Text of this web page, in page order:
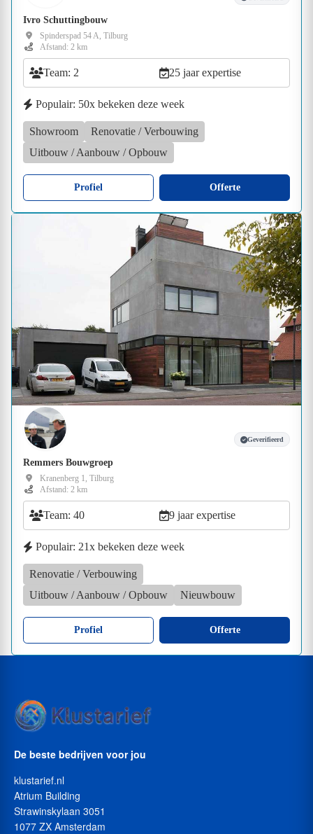
Ivro Schuttingbouw
Spinderspad 54 A, Tilburg
Afstand: 2 km
Team: 2 25 jaar expertise
Populair: 50x bekeken deze week
Showroom
Renovatie / Verbouwing
Uitbouw / Aanbouw / Opbouw
Profiel Offerte
Geverifieerd
Remmers Bouwgroep
Kranenberg 1, Tilburg
Afstand: 2 km
Team: 40 9 jaar expertise
Populair: 21x bekeken deze week
Renovatie / Verbouwing
Uitbouw / Aanbouw / Opbouw
Nieuwbouw
Profiel Offerte
De beste bedrijven voor jou
klustarief.nl
Atrium Building
Strawinskylaan 3051
1077 ZX Amsterdam